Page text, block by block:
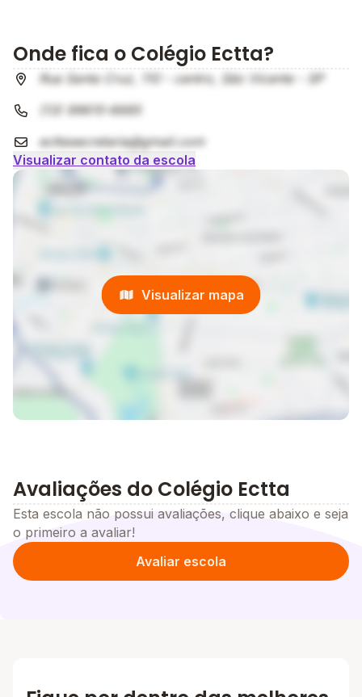
Onde fica o Colégio Ectta?
Rua Santa Cruz, 110 - centro, São Vicente - SP
(13) 99615-6685
ecttasecretaria@gmail.com
Visualizar contato da escola
Visualizar mapa
Avaliações do Colégio Ectta
Esta escola não possui avaliações, clique abaixo e seja
o primeiro a avaliar!
Avaliar escola